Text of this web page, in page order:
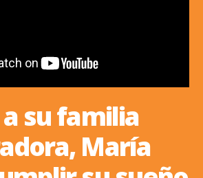
su familia
María